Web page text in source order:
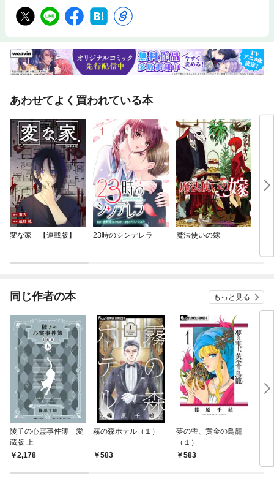
あわせてよく買われている本
変な家 【連載版】 23時のシンデレラ 魔法使いの嫁
同じ作者の本 もっと見る
陵子の心霊事件簿 愛
蔵版 上
2,178
霧の森ホテル（１）
583
夢の雫、黄金の鳥籠
（１）
583
書